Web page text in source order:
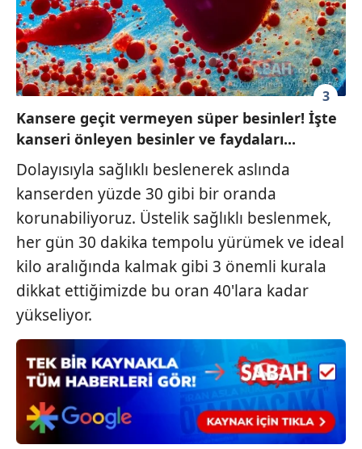
Çerezlere ilişkin tercihlerinizi aşağıda yer alan panel
vasıtasıyla belirleyebilirsiniz. Çerezlere ilişkin detaylı bilgi
için Ayarlar butonuna tıklayabilir,Çerez Bilgilendirme
Metnimiziziyaret edebilirsiniz.
6698 sayılı Kişisel Verilerin Korunması Kanunu uyarınca
hazırlanmış Aydınlatma Metnimizi okumak ve sitemizde
ilgili mevzuata uygun olarak kullanılan çerezlerle ilgili bilgi
almak için lütfentıklayınız
3
Kansere geçit vermeyen süper besinler! İşte
kanseri önleyen besinler ve faydaları...
Dolayısıyla sağlıklı beslenerek aslında
kanserden yüzde 30 gibi bir oranda
korunabiliyoruz. Üstelik sağlıklı beslenmek,
her gün 30 dakika tempolu yürümek ve ideal
kilo aralığında kalmak gibi 3 önemli kurala
dikkat ettiğimizde bu oran 40'lara kadar
yükseliyor.